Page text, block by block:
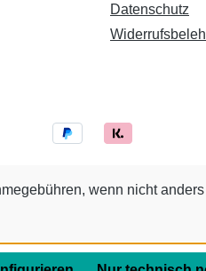
Datenschutz
wenn nicht